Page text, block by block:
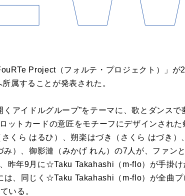
Project（フォルテ・プロジェクト）」が
属することが発表された。
くアイドルグループ”をテーマに、歌とダンス
ットカードの意匠をモチーフにデザインされ
くら はるひ）、朔楽はづき（さくら はづき）
）、御影漣（みかげ れん）の7人が、ファン
昨年9月に☆Taku Takahashi（m-flo）が手掛
は、同じく☆Taku Takahashi（m-flo）が全曲
いる。